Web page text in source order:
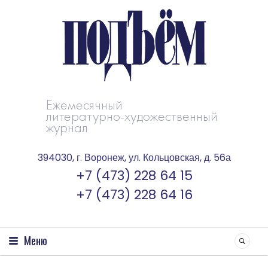
Ежемесячный
литературно-художественный
журнал
394030, г. Воронеж, ул. Кольцовская, д. 56а
+7 (473) 228 64 15
+7 (473) 228 64 16
Меню